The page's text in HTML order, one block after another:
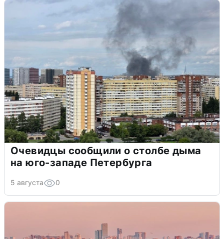
Очевидцы сообщили о столбе дыма
на юго-западе Петербурга
5 августа 0